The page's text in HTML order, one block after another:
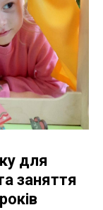
для
заняття